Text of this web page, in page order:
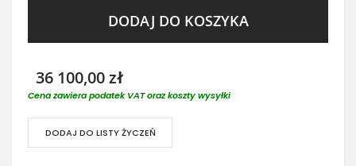
DODAJ DO KOSZYKA
36 100,00 zł
Cena zawiera podatek VAT oraz koszty wysyłki
DODAJ DO LISTY ŻYCZEŃ